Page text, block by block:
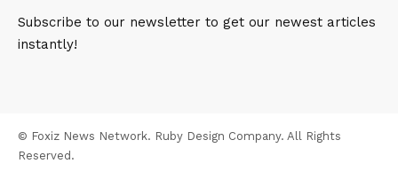
Subscribe to our newsletter to get our newest articles
instantly!
© Foxiz News Network. Ruby Design Company. All Rights
Reserved.